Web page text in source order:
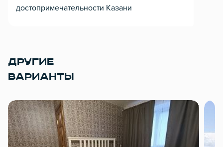
достопримечательности Казани
ДРУГИЕ
ВАРИАНТЫ